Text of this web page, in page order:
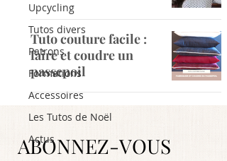
Upcycling
Tutos divers
Patrons
Formations
Accessoires
Les Tutos de Noël
Actus
Tuto couture facile :
faire et coudre un
passepoil
ABONNEZ-VOUS